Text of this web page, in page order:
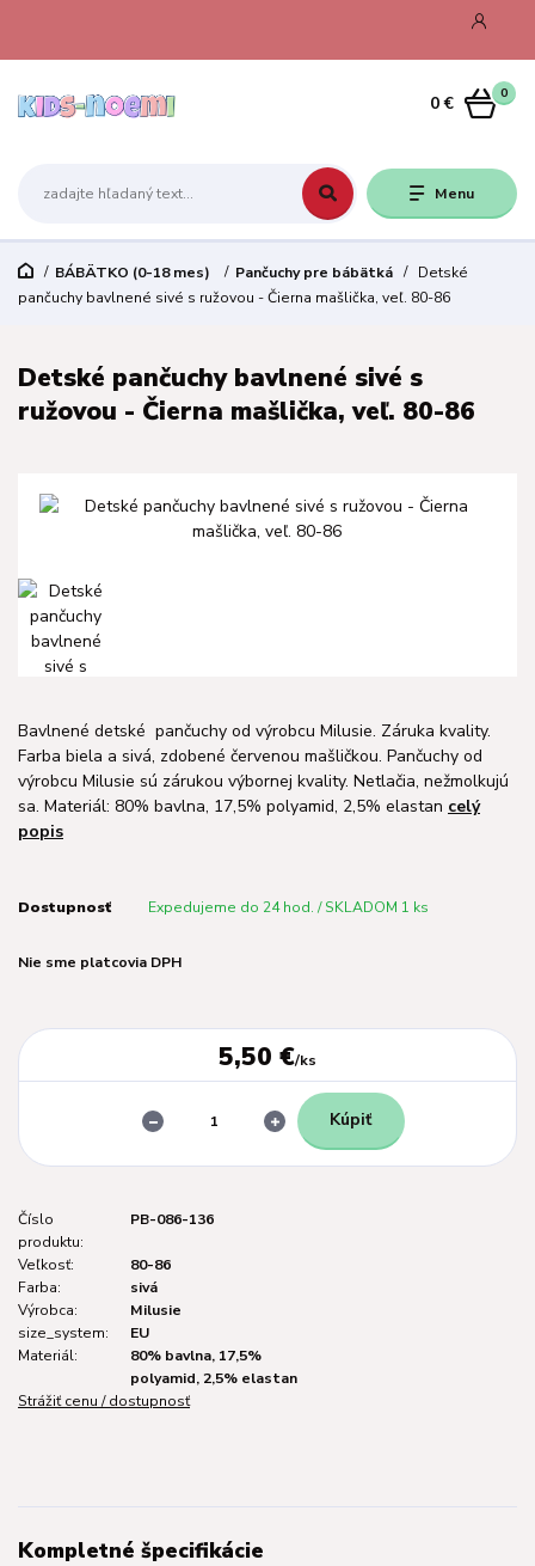
Menu
0
0 €
BÁBÄTKO (0-18 mes) Pančuchy pre bábätká
Detské
pančuchy bavlnené sivé s ružovou - Čierna mašlička, veľ. 80-86
Detské pančuchy bavlnené sivé s
ružovou - Čierna mašlička, veľ. 80-86
Bavlnené detské pančuchy od výrobcu Milusie. Záruka kvality.
Farba biela a sivá, zdobené červenou mašličkou. Pančuchy od
výrobcu Milusie sú zárukou výbornej kvality. Netlačia, nežmolkujú
sa. Materiál: 80% bavlna, 17,5% polyamid, 2,5% elastan celý
popis
Dostupnosť Expedujeme do 24 hod. / SKLADOM 1 ks
Nie sme platcovia DPH
5,50 €/ks
Kúpiť
Číslo
produktu:
PB-086-136
Veľkosť:
80-86
Farba:
sivá
Výrobca:
Milusie
size_system:
EU
Materiál:
80% bavlna, 17,5%
polyamid, 2,5% elastan
Strážiť cenu / dostupnosť
Kompletné špecifikácie